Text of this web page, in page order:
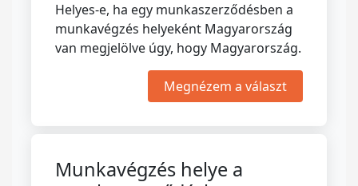
Helyes-e, ha egy munkaszerződésben a
munkavégzés helyeként Magyarország
van megjelölve úgy, hogy Magyarország.
Megnézem a választ
Munkavégzés helye a